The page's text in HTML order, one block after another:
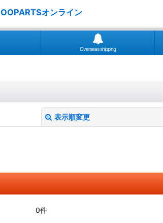
OOPARTSオンライン
Overseas shipping
表示順変更
0件